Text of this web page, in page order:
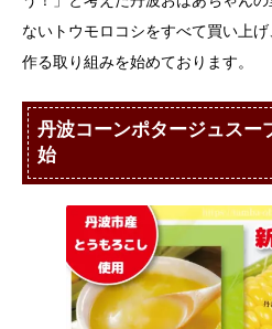
ないトウモロコシをすべて買い上
作る取り組みを始めております。
丹波コーンポタージュスー
始